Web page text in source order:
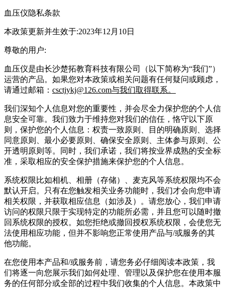
血压仪隐私条款
本政策更新并生效于:2023年12月10日
尊敬的用户:
血压仪是由长沙楚拓教育科技有限公司（以下简称为“我们”）
运营的产品。如果您对本政策或相关问题有任何疑问或顾虑，
请通过邮箱： csctjykj@126.com与我们取得联系。
我们深知个人信息对您的重要性，并会尽全力保护您的个人信
息安全可靠。我们致力于维持您对我们的信任，恪守以下原
则，保护您的个人信息：权责一致原则、目的明确原则、选择
同意原则、最小必要原则、确保安全原则、主体参与原则、公
开透明原则等。同时，我们承诺，我们将按业界成熟的安全标
准，采取相应的安全保护措施来保护您的个人信息。
系统权限比如相机、相册（存储）、麦克风等系统权限均不会
默认开启。只有在您触发相关业务功能时，我们才会向您申请
相关权限，并获取相应信息（如涉及）。请您放心，我们申请
访问的权限只限于实现特定的功能所必需，并且您可以随时撤
回系统权限的授权。如您拒绝或撤回授权系统权限，会使您无
法使用相应功能，但并不影响您正常使用产品与/或服务的其
他功能。
在您使用本产品和/或服务前，请您务必仔细阅读本政策，我
们将逐一向您展示我们如何处理、管理以及保护您在使用本服
务的任何部分或全部的过程中我们收集的个人信息。本政策中